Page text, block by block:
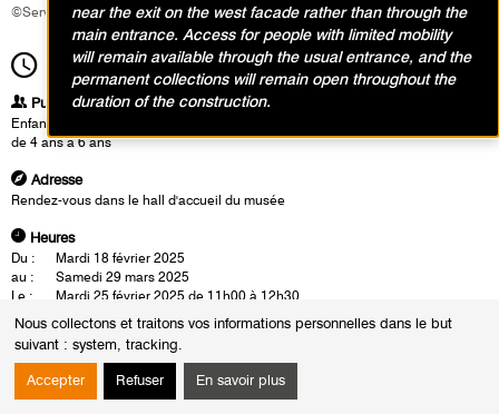
Nous collectons et traitons vos informations personnelles dans le but
suivant : system, tracking.
Accepter Refuser En savoir plus
©Service éducatif et culturel
11h00 Durée1h30
Publics
Enfants / Ados
de 4 ans à 6 ans
Adresse
Rendez-vous dans le hall d'accueil du musée
Heures
Du :
Mardi 18 février 2025
au :
Samedi 29 mars 2025
Le :
Mardi 25 février 2025 de 11h00 à 12h30
Vendredi 28 février 2025 de 11h00 à 12h30
Samedi 8 mars 2025 de 11h00 à 12h30
Mercredi 26 mars 2025 de 14h30 à 16h00
Samedi 29 mars 2025 de 11h00 à 12h30
near the exit on the west facade rather than through the
main entrance. Access for people with limited mobility
will remain available through the usual entrance, and the
permanent collections will remain open throughout the
duration of the construction.